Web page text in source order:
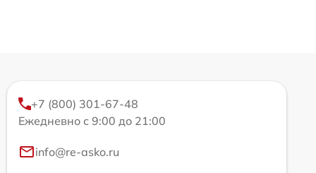
+7 (800) 301-67-48
Ежедневно с 9:00 до 21:00
info@re-asko.ru